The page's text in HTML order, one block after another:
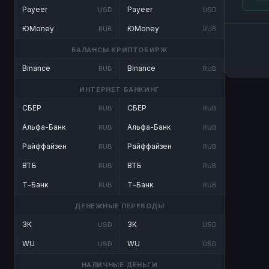
Payeer USD
ЮMoney RUB
Payeer USD
ЮMoney RUB
БАЛАНСЫ КРИПТОБИРЖ
Binance RUB Binance RUB
ИНТЕРНЕТ БАНКИНГ
СБЕР RUB
Альфа-Банк RUB
Райффайзен RUB
ВТБ RUB
Т-Банк RUB
СБЕР RUB
Альфа-Банк RUB
Райффайзен RUB
ВТБ RUB
Т-Банк RUB
ДЕНЕЖНЫЕ ПЕРЕВОДЫ
ЗК USD
WU USD
ЗК USD
WU USD
НАЛИЧНЫЕ ДЕНЬГИ